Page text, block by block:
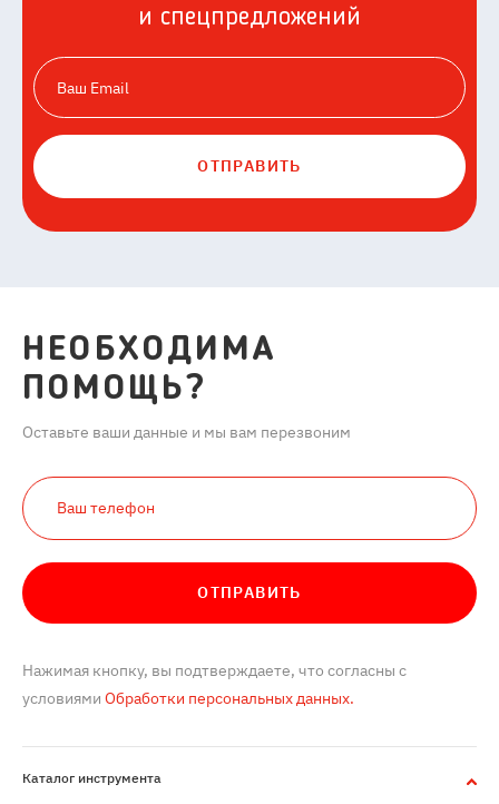
и спецпредложений
ОТПРАВИТЬ
НЕОБХОДИМА
ПОМОЩЬ?
Оставьте ваши данные и мы вам перезвоним
ОТПРАВИТЬ
Нажимая кнопку, вы подтверждаете, что согласны с
условиями Обработки персональных данных.
Каталог инструмента